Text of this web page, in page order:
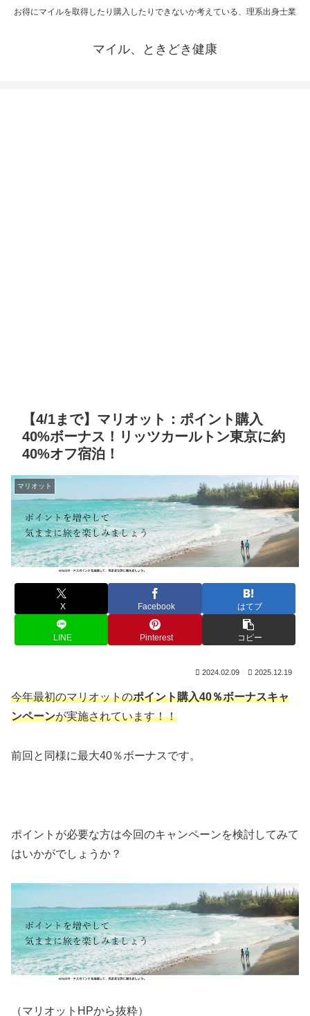
お得にマイルを取得したり購入したりできないか考えている、理系出身士業
マイル、ときどき健康
【4/1まで】マリオット：ポイント購入
40%ボーナス！リッツカールトン東京に約
40%オフ宿泊！
マリオット
X Facebook はてブ
LINE Pinterest コピー
2024.02.09 2025.12.19
今年最初のマリオットのポイント購入40％ボーナスキャ
ンペーンが実施されています！！
前回と同様に最大40％ボーナスです。
ポイントが必要な方は今回のキャンペーンを検討してみて
はいかがでしょうか？
（マリオットHPから抜粋）